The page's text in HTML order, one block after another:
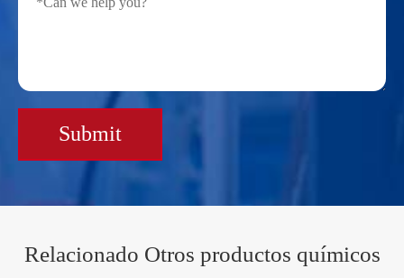
Submit
Relacionado Otros productos químicos